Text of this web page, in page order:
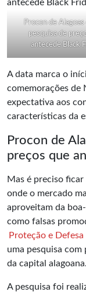
Procon de
pesquisa de
antecede Black
A data marca o
comemorações de
expectativa aos
características da
Procon de
preços que
Mas é preciso
onde o mercado
aproveitam da
como falsas
Proteção e
uma pesquisa
da capital alagoana.
A pesquisa foi